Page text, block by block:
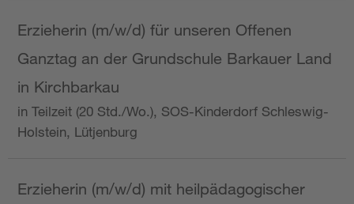
Erzieherin (m/w/d) für unseren Offenen
Ganztag an der Grundschule Barkauer Land
in Kirchbarkau
in Teilzeit (20 Std./Wo.), SOS-Kinderdorf Schleswig-
Holstein, Lütjenburg
Erzieherin (m/w/d) mit heilpädagogischer